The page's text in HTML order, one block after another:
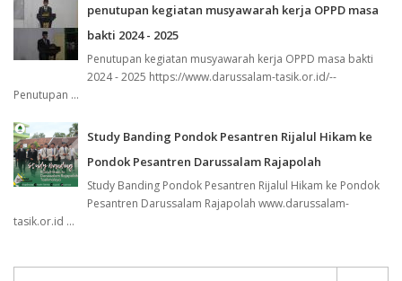
penutupan kegiatan musyawarah kerja OPPD masa
bakti 2024 - 2025
Penutupan kegiatan musyawarah kerja OPPD masa bakti
2024 - 2025 https://www.darussalam-tasik.or.id/--
Penutupan ...
Study Banding Pondok Pesantren Rijalul Hikam ke
Pondok Pesantren Darussalam Rajapolah
Study Banding Pondok Pesantren Rijalul Hikam ke Pondok
Pesantren Darussalam Rajapolah www.darussalam-
tasik.or.id ...